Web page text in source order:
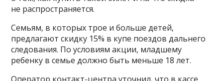
не распространяется.
Семьям, в которых трое и больше детей,
предлагают скидку 15% в купе поездов дальнего
следования. По условиям акции, младшему
ребенку в семье должно быть меньше 18 лет.